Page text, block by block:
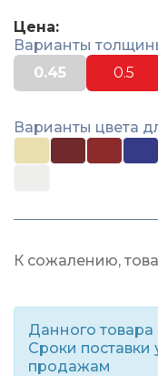
Цена:
Варианты
0.45
0.5
Варианты цвета
К сожалению,
Данного
Сроки
продажам